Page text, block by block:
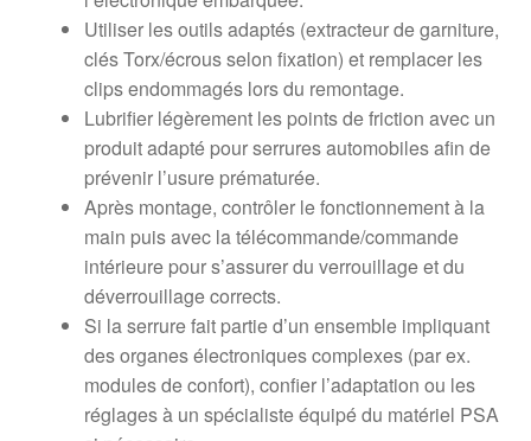
Utiliser les outils adaptés (extracteur de garniture,
clés Torx/écrous selon fixation) et remplacer les
clips endommagés lors du remontage.
Lubrifier légèrement les points de friction avec un
produit adapté pour serrures automobiles afin de
prévenir l’usure prématurée.
Après montage, contrôler le fonctionnement à la
main puis avec la télécommande/commande
intérieure pour s’assurer du verrouillage et du
déverrouillage corrects.
Si la serrure fait partie d’un ensemble impliquant
des organes électroniques complexes (par ex.
modules de confort), confier l’adaptation ou les
réglages à un spécialiste équipé du matériel PSA